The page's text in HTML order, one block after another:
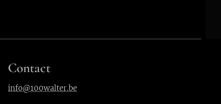
Contact
info@100walter.be